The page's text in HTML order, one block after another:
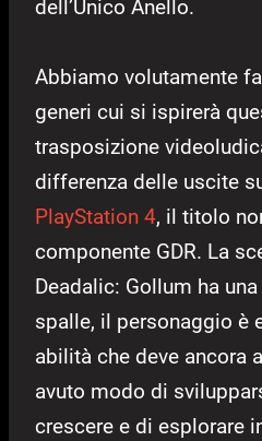
dell’Unico Anello.
Abbiamo volutamente
generi cui si ispirerà
trasposizione
differenza delle uscite
PlayStation 4, il titolo
componente GDR. La
Deadalic: Gollum ha
spalle, il personaggio è
abilità che deve ancora
avuto modo di
crescere e di esplorare